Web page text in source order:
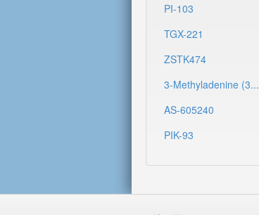
PI-103
TGX-221
ZSTK474
3-Methyladenine (3...
AS-605240
PIK-93